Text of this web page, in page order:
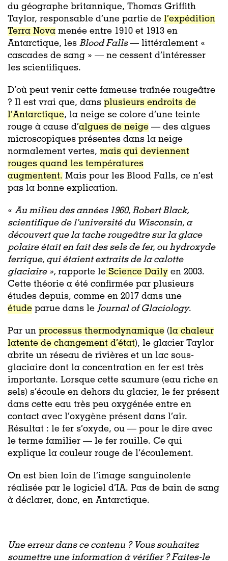
du géographe britannique, Thomas Griffith
Taylor, responsable d’une partie de l’expédition
Terra Nova menée entre 1910 et 1913 en
Antarctique, les Blood Falls— littéralement «
cascades de sang » — ne cessent d’intéresser
les scientifiques.
D’où peut venir cette fameuse traînée rougeâtre
? Il est vrai que, dans plusieurs endroits de
l’Antarctique, la neige se colore d’une teinte
rouge à cause d’algues de neige — des algues
microscopiques présentes dans la neige
normalement vertes, mais qui deviennent
rouges quand les températures
augmentent. Mais pour les Blood Falls, ce n’est
pas la bonne explication.
« Au milieu des années 1960, Robert Black,
scientifique de l’université du Wisconsin, a
découvert que la tache rougeâtre sur la glace
polaire était en fait des sels de fer, ou hydroxyde
ferrique, qui étaient extraits de la calotte
glaciaire », rapporte le Science Daily en 2003.
Cette théorie a été confirmée par plusieurs
études depuis, comme en 2017 dans une
étude parue dans le Journal of Glaciology.
Par un processus thermodynamique (la chaleur
latente de changement d’état), le glacier Taylor
abrite un réseau de rivières et un lac sous-
glaciaire dont la concentration en fer est très
importante. Lorsque cette saumure (eau riche en
sels) s’écoule en dehors du glacier, le fer présent
dans cette eau très peu oxygénée entre en
contact avec l’oxygène présent dans l’air.
Résultat : le fer s’oxyde, ou — pour le dire avec
le terme familier — le fer rouille. Ce qui
explique la couleur rouge de l’écoulement.
On est bien loin de l’image sanguinolente
réalisée par le logiciel d’IA. Pas de bain de sang
à déclarer, donc, en Antarctique.
Une erreur dans ce contenu ? Vous souhaitez
soumettre une information à vérifier ? Faites-le